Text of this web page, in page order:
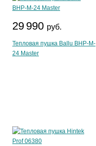
29 990 руб.
Тепловая пушка Ballu BHP-M-
24 Master